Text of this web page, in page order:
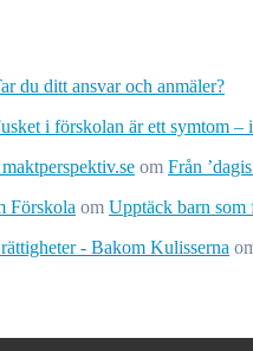
du ditt ansvar och anmäler?
i förskolan är ett symtom –
om Från
Förskola om Upptäck barn som
- Bakom Kulisserna